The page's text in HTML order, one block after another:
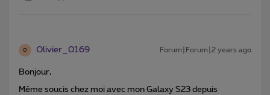
O Olivier_0169 Forum|Forum|2 years ago
Bonjour,
Même soucis chez moi avec mon Galaxy S23 depuis